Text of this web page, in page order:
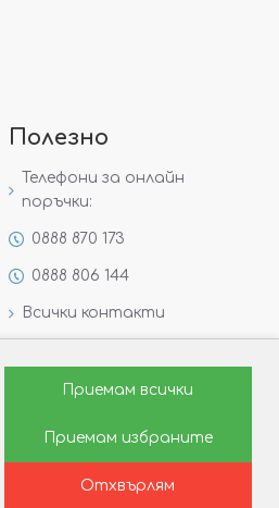
Полезно
Телефони за онлайн
поръчки:
0888 870 173
0888 806 144
Всички контакти
Защо да изберете Victoria
Как да изберем годежен
Приемам всички
Приемам избраните
Отхвърлям